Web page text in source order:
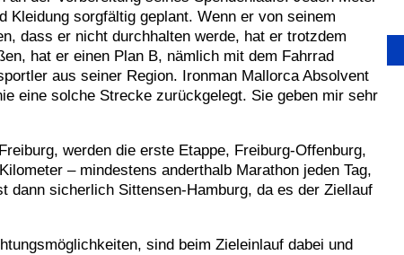
Kleidung sorgfältig geplant. Wenn er von seinem
dass er nicht durchhalten werde, hat er trotzdem
hat er einen Plan B, nämlich mit dem Fahrrad
aus seiner Region. Ironman Mallorca Absolvent
eine solche Strecke zurückgelegt. Sie geben mir sehr
werden die erste Etappe, Freiburg-Offenburg,
– mindestens anderthalb Marathon jeden Tag,
dann sicherlich Sittensen-Hamburg, da es der Ziellauf
sind beim Zieleinlauf dabei und